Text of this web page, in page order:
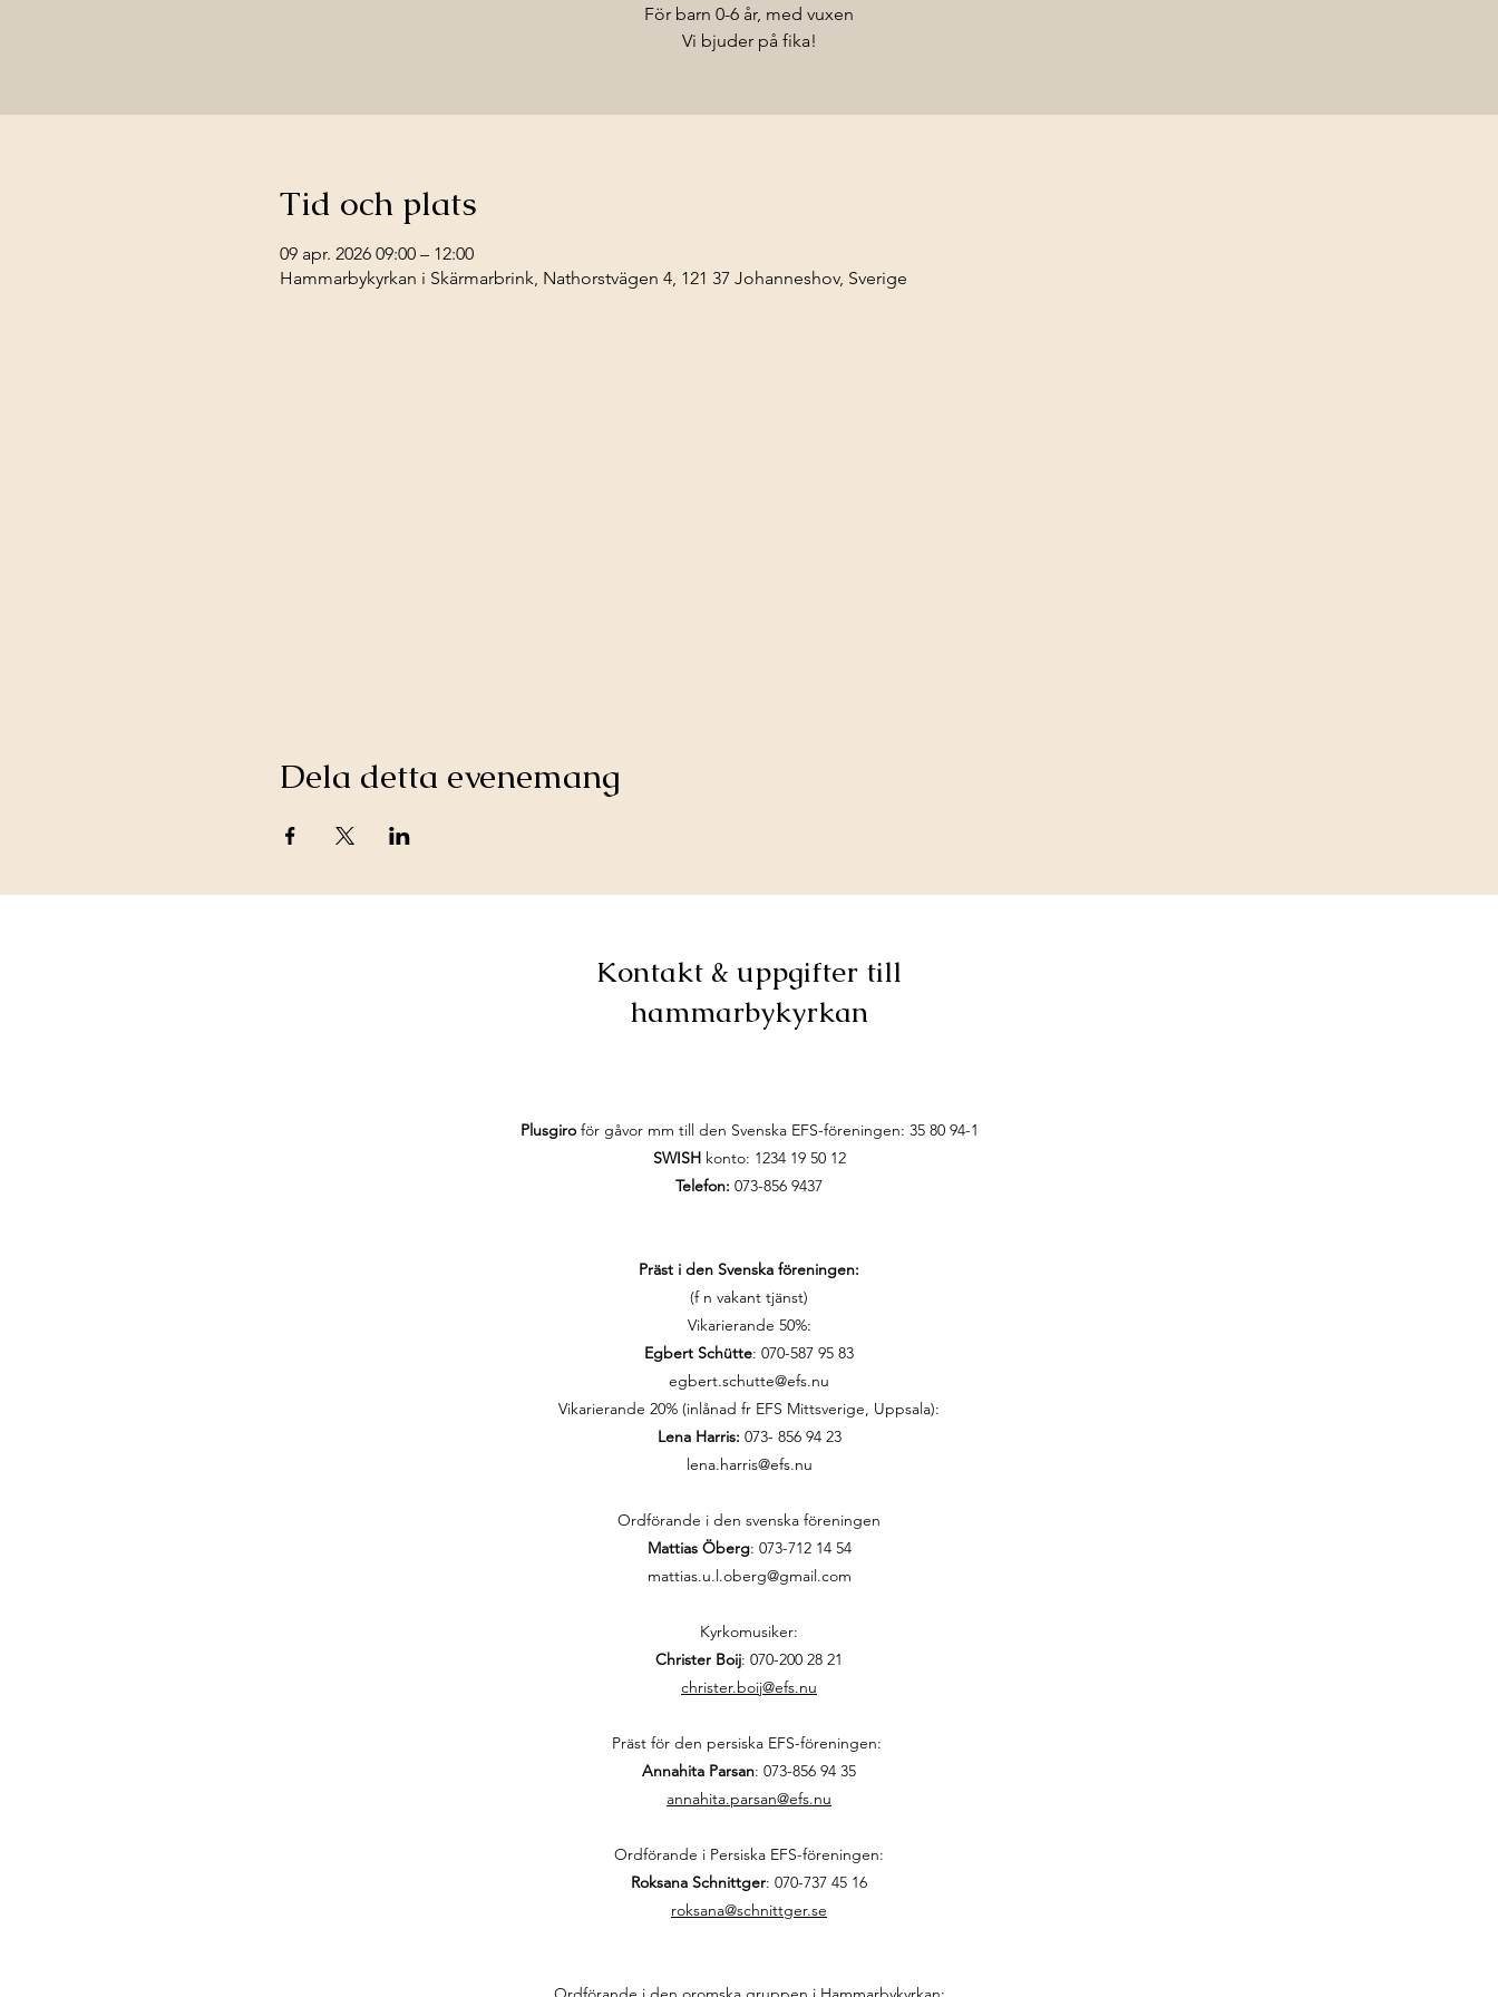
För barn 0-6 år, med vuxen
Vi bjuder på fika!
Tid och plats
09 apr. 2026 09:00 – 12:00
Hammarbykyrkan i Skärmarbrink, Nathorstvägen 4, 121 37 Johanneshov, Sverige
Dela detta evenemang
Kontakt & uppgifter till
hammarbykyrkan
Präst i den Svenska föreningen:
(f n vakant tjänst)
Vikarierande 50%:
Egbert Schütte: 070-587 95 83
egbert.schutte@efs.nu
Vikarierande 20% (inlånad fr EFS Mittsverige, Uppsala):
Lena Harris: 073- 856 94 23
lena.harris@efs.nu
Ordförande i den svenska föreningen
Mattias Öberg: 073-712 14 54
mattias.u.l.oberg@gmail.com
Kyrkomusiker:
Christer Boij: 070-200 28 21
christer.boij@efs.nu
Präst för den persiska EFS-föreningen:
Annahita Parsan: 073-856 94 35
annahita.parsan@efs.nu
Ordförande i Persiska EFS-föreningen:
Roksana Schnittger: 070-737 45 16
roksana@schnittger.se
Plusgiroför gåvor mm till den Svenska EFS-föreningen: 35 80 94-1
SWISHkonto: 1234 19 50 12
Telefon: 073-856 9437